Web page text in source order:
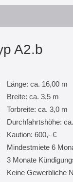
A2.b
Länge: ca. 16,00 m
Breite: ca. 3,5 m
Torbreite: ca. 3,0 m
Durchfahrtshöhe:
Kaution: 600,- €
Mindestmiete 6
3 Monate
Keine Gewerbliche